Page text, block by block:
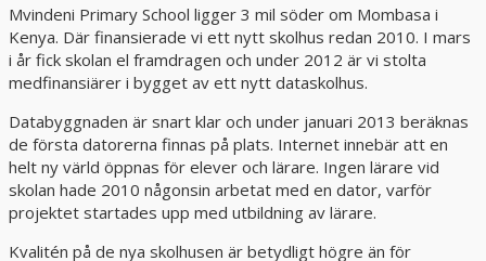
Mvindeni Primary School ligger 3 mil söder om Mombasa i
Kenya. Där finansierade vi ett nytt skolhus redan 2010. I mars
i år fick skolan el framdragen och under 2012 är vi stolta
medfinansiärer i bygget av ett nytt dataskolhus.
Databyggnaden är snart klar och under januari 2013 beräknas
de första datorerna finnas på plats. Internet innebär att en
helt ny värld öppnas för elever och lärare. Ingen lärare vid
skolan hade 2010 någonsin arbetat med en dator, varför
projektet startades upp med utbildning av lärare.
Kvalitén på de nya skolhusen är betydligt högre än för